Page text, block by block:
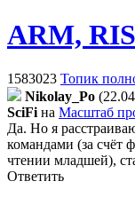
ARM,
1583023 Топик
Nikolay_Po
SciFi на Масштаб
Да. Но я
командами (за счёт
чтении младшей),
Ответить